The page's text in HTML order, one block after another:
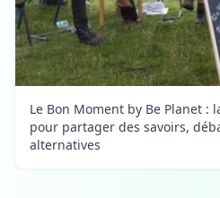
Le Bon Moment by Be Planet :
pour partager des savoirs,
alternatives